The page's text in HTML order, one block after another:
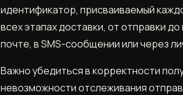
идентификатор, присваиваемый
всех этапах доставки, от отправки
почте, в SMS-сообщении или через
Важно убедиться в корректности
невозможности отслеживания